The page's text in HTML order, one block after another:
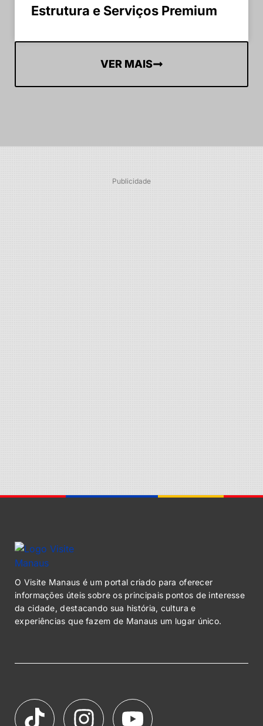
Estrutura e Serviços Premium
VER MAIS
Publicidade
O Visite Manaus é um portal criado para oferecer
informações úteis sobre os principais pontos de interesse
da cidade, destacando sua história, cultura e
experiências que fazem de Manaus um lugar único.